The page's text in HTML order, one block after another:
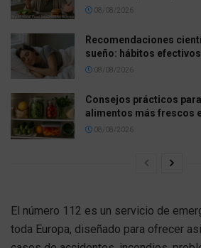
08/08/2026
Recomendaciones
sueño: hábitos efectivos
08/08/2026
Consejos prácticos
alimentos más frescos
08/08/2026
El número 112 es un servicio de
toda Europa, diseñado para ofrecer